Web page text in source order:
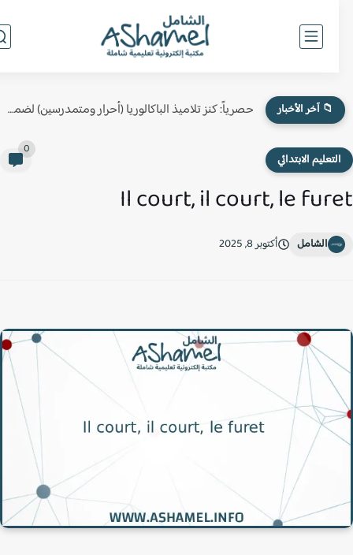
📁 آخر الأخبار حصرياً: كنز تلاميذ الباكالوريا (أحرار ومتمدرسين) لضمان النقطة الكاملة في...
الابتدائي
Il court, il court, le
الشامل أكتوبر 8, 2025